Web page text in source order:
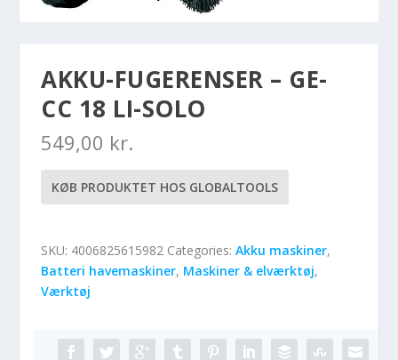
AKKU-FUGERENSER – GE-
CC 18 LI-SOLO
549,00 kr.
KØB PRODUKTET HOS GLOBALTOOLS
SKU: 4006825615982 Categories:Akku maskiner,
Batteri havemaskiner, Maskiner & elværktøj,
Værktøj